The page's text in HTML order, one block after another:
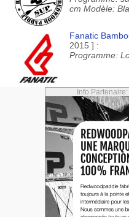
cm Modèle:
Fanatic
2015 ] :
Programme:
Info